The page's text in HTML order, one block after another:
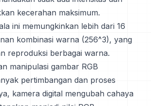
kecerahan maksimum.
ini memungkinkan lebih dari 16
kombinasi warna (256^3), yang
reproduksi berbagai warna.
manipulasi gambar RGB
pertimbangan dan proses
kamera digital mengubah cahaya